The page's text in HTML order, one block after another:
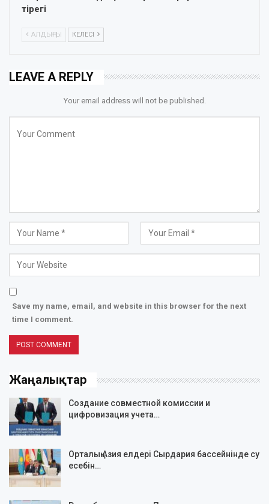
тірегі
АЛДЫҢҒЫ КЕЛЕСІ
LEAVE A REPLY
Your email address will not be published.
Save my name, email, and website in this browser for the next
time I comment.
Жаңалықтар
Создание совместной комиссии и
цифровизация учета…
Орталық Азия елдері Сырдария бассейнінде су
есебін…